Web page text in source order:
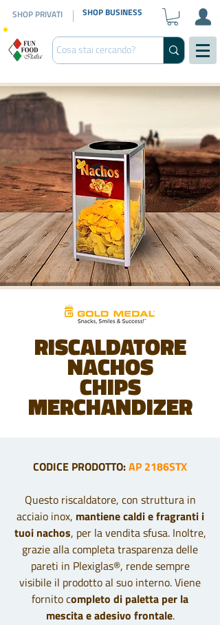
SHOP PRIVATI SHOP BUSINESS
RISCALDATORE
NACHOS
CHIPS
MERCHANDIZER
CODICE PRODOTTO:AP 2186STX
Questo riscaldatore, con struttura in
acciaio inox, mantiene caldi e fragranti i
tuoi nachos, per la vendita sfusa. Inoltre,
grazie alla completa trasparenza delle
pareti in Plexiglas®, rende sempre
visibile il prodotto al suo interno. Viene
fornito completo di paletta per la
mescita e adesivo frontale.